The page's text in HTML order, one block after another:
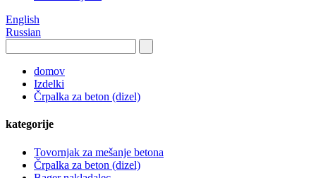
English
Russian
domov
Izdelki
Črpalka za beton (dizel)
kategorije
Tovornjak za mešanje betona
Črpalka za beton (dizel)